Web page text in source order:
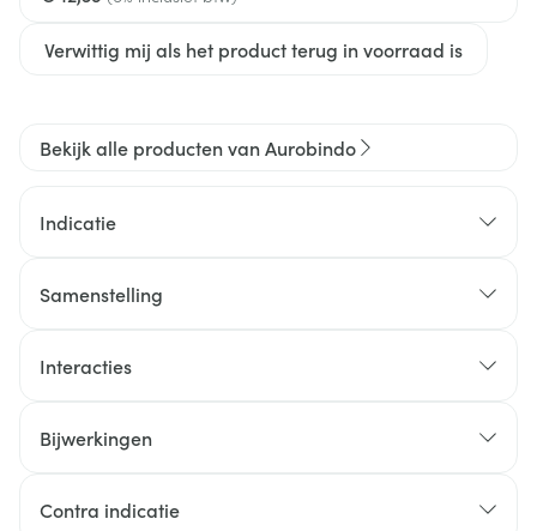
Verwittig mij als het product terug in voorraad is
Bekijk alle producten van Aurobindo
Indicatie
Samenstelling
Interacties
Bijwerkingen
Contra indicatie